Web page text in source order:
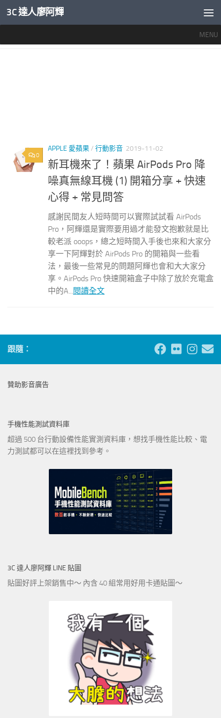
內文下方
3C 達人廖阿輝
MENU
0
APPLE 愛蘋果/ 行動影音 2019-11-02
新耳機來了！蘋果 AirPods Pro 降
噪真無線耳機 (1) 開箱分享 + 快速
心得 + 常見問答
感謝民間友人短時間可以實際試試看 AirPods
Pro，阿輝還是實際要用過才能發文抱歉就是比
較老派 ooops，總之短時間入手後也來和大家分
享一下阿輝對於 AirPods Pro 的開箱與一些看
法，最後一些常見的問題阿輝也會和大大家分
享。AirPods Pro 快速開箱盒子中除了放於充電盒
中的A...閱讀全文
跟隨：
贊助影音廣告
手機性能測試資料庫
超過 500 台行動設備性能實測資料庫，想找手機性能比較、電
力測試都可以在這裡找到參考。
3C 達人廖阿輝 LINE 貼圖
貼圖好評上架銷售中～ 內含 40 組常用好用卡通貼圖～